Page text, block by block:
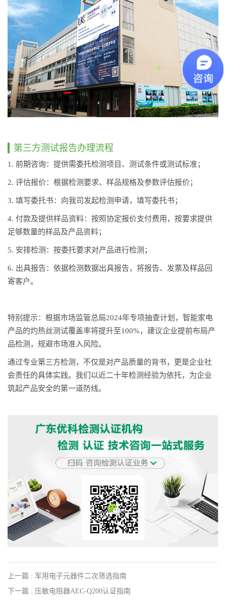
第三方测试报告办理流程
1. 前期咨询：提供需委托检测项目、测试条件或测试标准；
2. 评估报价：根据检测要求、样品规格及参数评估报价；
3. 填写委托书：向我司发起检测申请，填写委托书；
4. 付款及提供样品资料：按照协定报价支付费用，按要求提供
足够数量的样品及产品资料；
5. 安排检测：按委托要求对产品进行检测；
6. 出具报告：依据检测数据出具报告，将报告、发票及样品回
寄客户。
特别提示：根据市场监管总局2024年专项抽查计划，智能家电
产品的灼热丝测试覆盖率将提升至100%，建议企业提前布局产
品检测，规避市场准入风险。
通过专业第三方检测，不仅是对产品质量的背书，更是企业社
会责任的具体实践。我们以近二十年检测经验为依托，为企业
筑起产品安全的第一道防线。
上一篇 : 军用电子元器件二次筛选指南
下一篇 : 压敏电阻器AEC-Q200认证指南